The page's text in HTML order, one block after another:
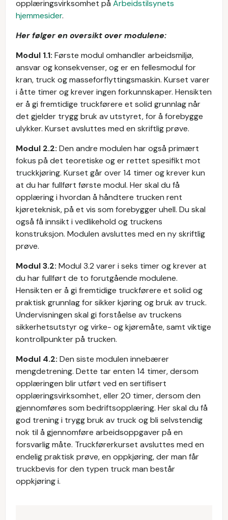
opplæringsvirksomhet på Arbeidstilsynets
hjemmesider.
Her følger en oversikt over modulene:
Modul 1.1: Første modul omhandler arbeidsmiljø,
ansvar og konsekvenser, og er en fellesmodul for
kran, truck og masseforflyttingsmaskin. Kurset varer
i åtte timer og krever ingen forkunnskaper. Hensikten
er å gi fremtidige truckførere et solid grunnlag når
det gjelder trygg bruk av utstyret, for å forebygge
ulykker. Kurset avsluttes med en skriftlig prøve.
Modul 2.2: Den andre modulen har også primært
fokus på det teoretiske og er rettet spesifikt mot
truckkjøring. Kurset går over 14 timer og krever kun
at du har fullført første modul. Her skal du få
opplæring i hvordan å håndtere trucken rent
kjøreteknisk, på et vis som forebygger uhell. Du skal
også få innsikt i vedlikehold og truckens
konstruksjon. Modulen avsluttes med en ny skriftlig
prøve.
Modul 3.2: Modul 3.2 varer i seks timer og krever at
du har fullført de to forutgående modulene.
Hensikten er å gi fremtidige truckførere et solid og
praktisk grunnlag for sikker kjøring og bruk av truck.
Undervisningen skal gi forståelse av truckens
sikkerhetsutstyr og virke- og kjøremåte, samt viktige
kontrollpunkter på trucken.
Modul 4.2: Den siste modulen innebærer
mengdetrening. Dette tar enten 14 timer, dersom
opplæringen blir utført ved en sertifisert
opplæringsvirksomhet, eller 20 timer, dersom den
gjennomføres som bedriftsopplæring. Her skal du få
god trening i trygg bruk av truck og bli selvstendig
nok til å gjennomføre arbeidsoppgaver på en
forsvarlig måte. Truckførerkurset avsluttes med en
endelig praktisk prøve, en oppkjøring, der man får
truckbevis for den typen truck man består
oppkjøring i.